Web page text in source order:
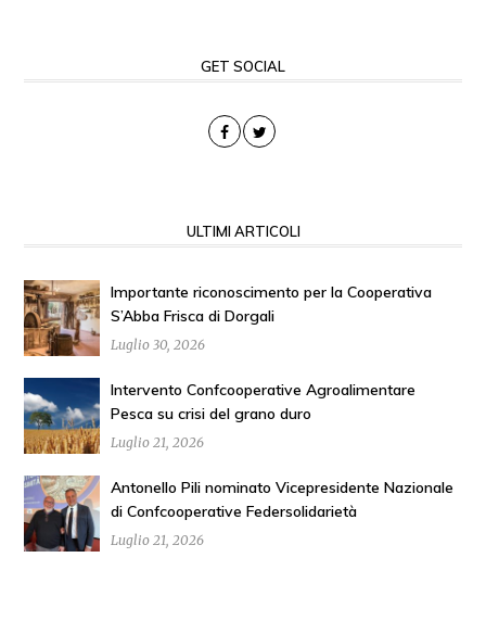
GET SOCIAL
ULTIMI ARTICOLI
Importante riconoscimento per la Cooperativa
S’Abba Frisca di Dorgali
Luglio 30, 2026
Intervento Confcooperative Agroalimentare
Pesca su crisi del grano duro
Luglio 21, 2026
Antonello Pili nominato Vicepresidente Nazionale
di Confcooperative Federsolidarietà
Luglio 21, 2026